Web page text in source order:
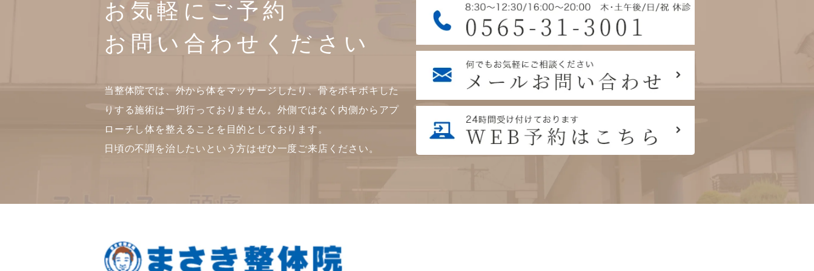
お気軽にご予約
お問い合わせください
当整体院では、外から体をマッサージしたり、骨をボキボキした
りする施術は一切行っておりません。外側ではなく内側からアプ
ローチし体を整えることを目的としております。
日頃の不調を治したいという方はぜひ一度ご来店ください。